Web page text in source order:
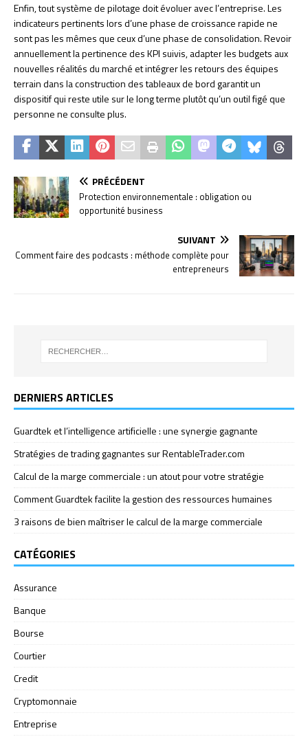
Enfin, tout système de pilotage doit évoluer avec l’entreprise. Les
indicateurs pertinents lors d’une phase de croissance rapide ne
sont pas les mêmes que ceux d’une phase de consolidation. Revoir
annuellement la pertinence des KPI suivis, adapter les budgets aux
nouvelles réalités du marché et intégrer les retours des équipes
terrain dans la construction des tableaux de bord garantit un
dispositif qui reste utile sur le long terme plutôt qu’un outil figé que
personne ne consulte plus.
PRÉCÉDENT
Protection environnementale : obligation ou
opportunité business
SUIVANT
Comment faire des podcasts : méthode complète pour
entrepreneurs
DERNIERS ARTICLES
Guardtek et l’intelligence artificielle : une synergie gagnante
Stratégies de trading gagnantes sur RentableTrader.com
Calcul de la marge commerciale : un atout pour votre stratégie
Comment Guardtek facilite la gestion des ressources humaines
3 raisons de bien maîtriser le calcul de la marge commerciale
CATÉGORIES
Assurance
Banque
Bourse
Courtier
Credit
Cryptomonnaie
Entreprise